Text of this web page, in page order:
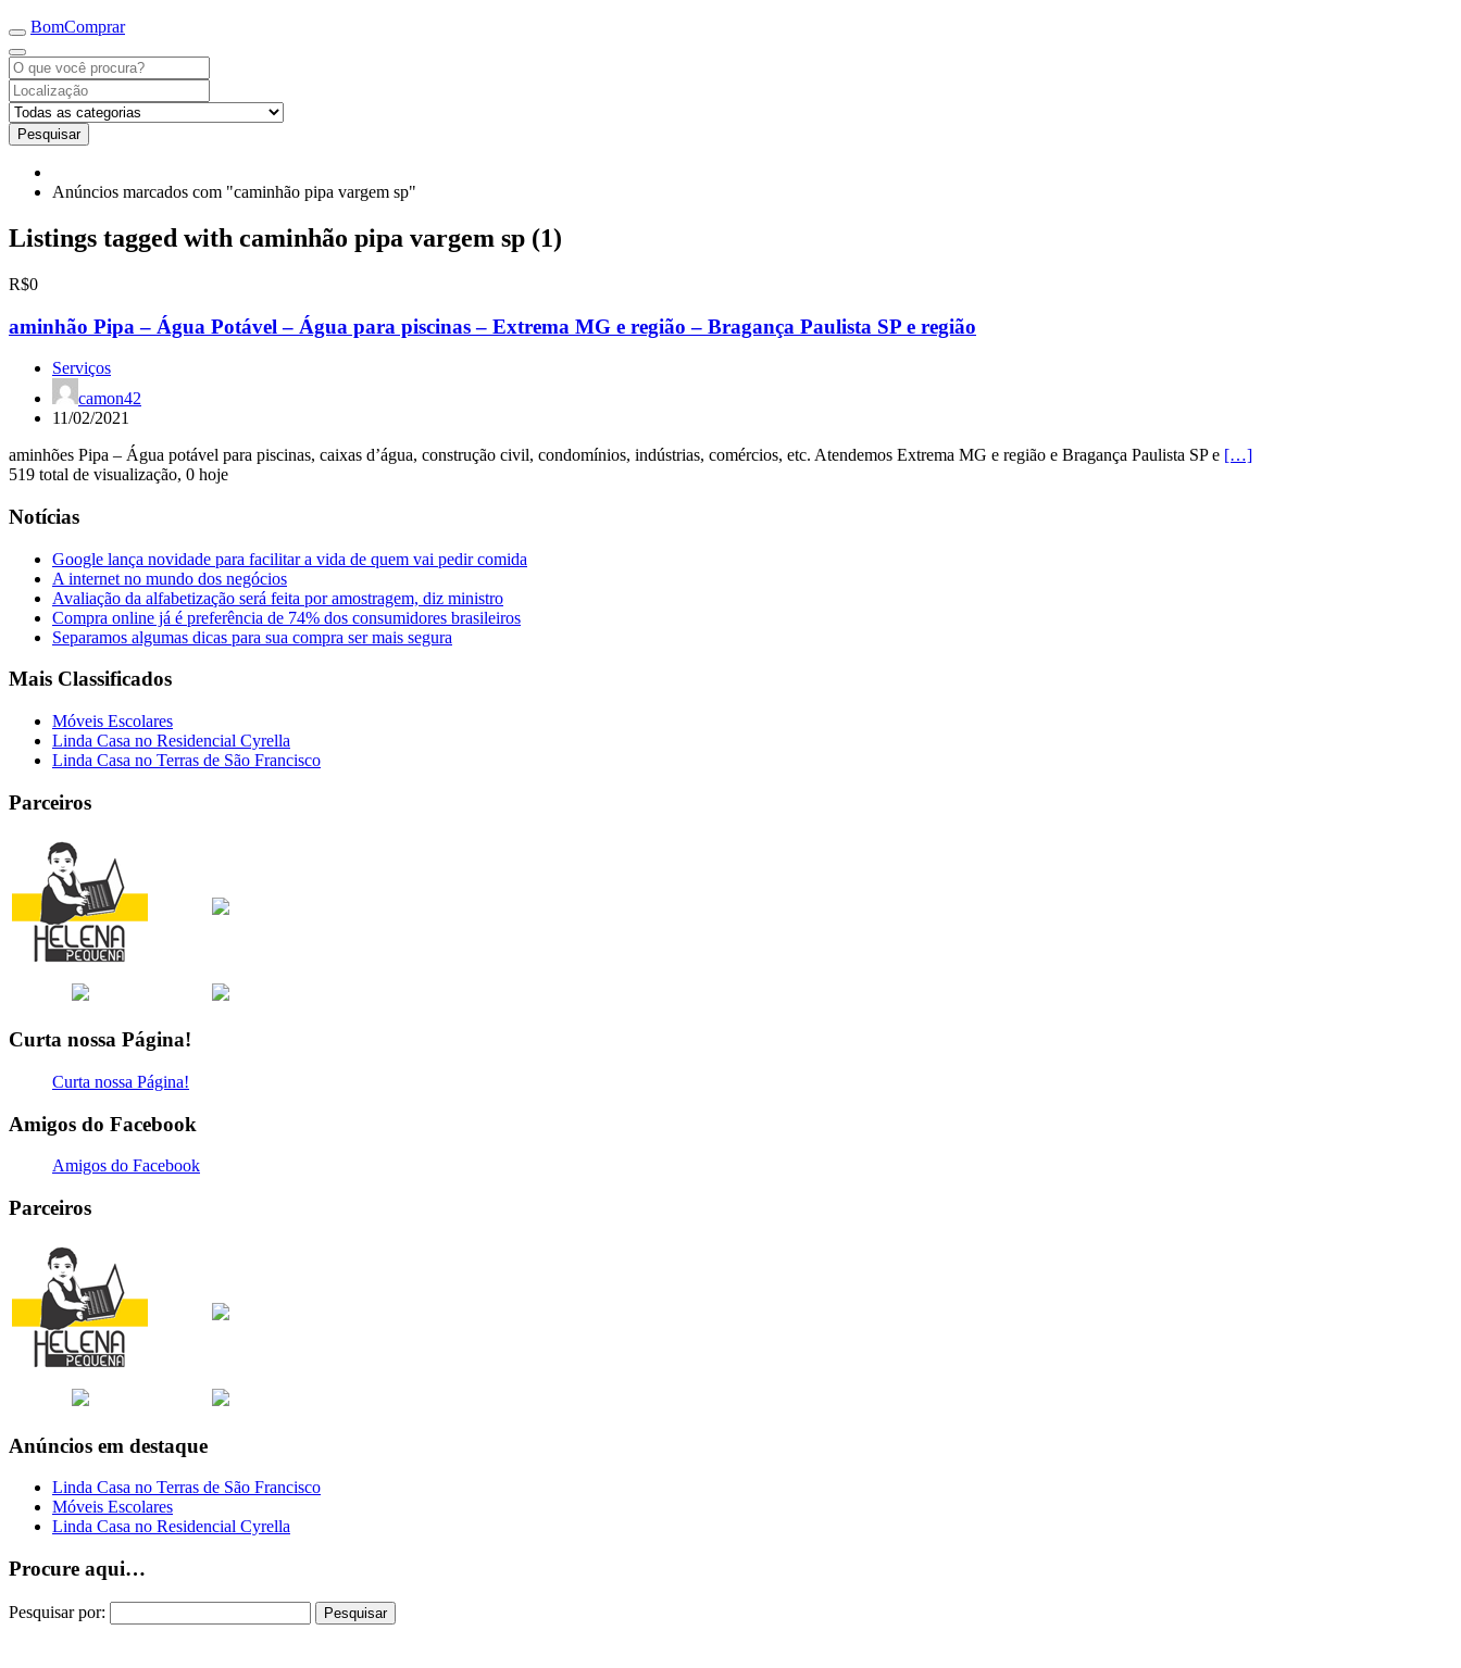
BomComprar
Pesquisar
Anúncios marcados com "caminhão pipa vargem sp"
Listings tagged with caminhão pipa vargem sp (1)
R$0
aminhão Pipa – Água Potável – Água para piscinas – Extrema MG e região – Bragança Paulista SP e região
Serviços
camon42
11/02/2021
aminhões Pipa – Água potável para piscinas, caixas d’água, construção civil, condomínios, indústrias, comércios, etc. Atendemos Extrema MG e região e Bragança Paulista SP e […]
519 total de visualização, 0 hoje
Notícias
Google lança novidade para facilitar a vida de quem vai pedir comida
A internet no mundo dos negócios
Avaliação da alfabetização será feita por amostragem, diz ministro
Compra online já é preferência de 74% dos consumidores brasileiros
Separamos algumas dicas para sua compra ser mais segura
Mais Classificados
Móveis Escolares
Linda Casa no Residencial Cyrella
Linda Casa no Terras de São Francisco
Parceiros
Curta nossa Página!
Curta nossa Página!
Amigos do Facebook
Amigos do Facebook
Parceiros
Anúncios em destaque
Linda Casa no Terras de São Francisco
Móveis Escolares
Linda Casa no Residencial Cyrella
Procure aqui…
Pesquisar por: